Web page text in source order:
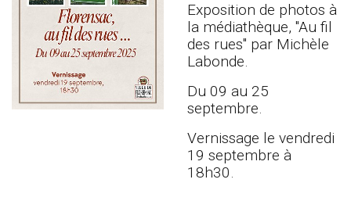
Exposition de photos à
la médiathèque, "Au fil
des rues" par Michèle
Labonde.
Du 09 au 25
septembre.
Vernissage le vendredi
19 septembre à
18h30.